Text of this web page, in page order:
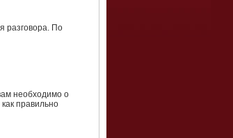
разговора. По
необходимо о
правильно